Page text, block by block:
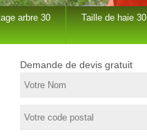
arbre 30 Taille de haie 30
Demande de devis gratuit